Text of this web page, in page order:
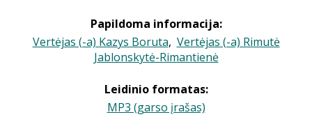
Papildoma informacija:
Vertėjas (-a) Kazys Boruta, Vertėjas (-a) Rimutė
Jablonskytė-Rimantienė
Leidinio formatas:
MP3 (garso įrašas)